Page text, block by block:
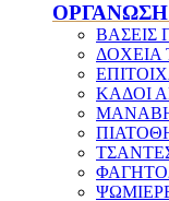
ΒΑΣΕΙΣ
ΔΟΧΕΙΑ
ΚΑΔΟΙ